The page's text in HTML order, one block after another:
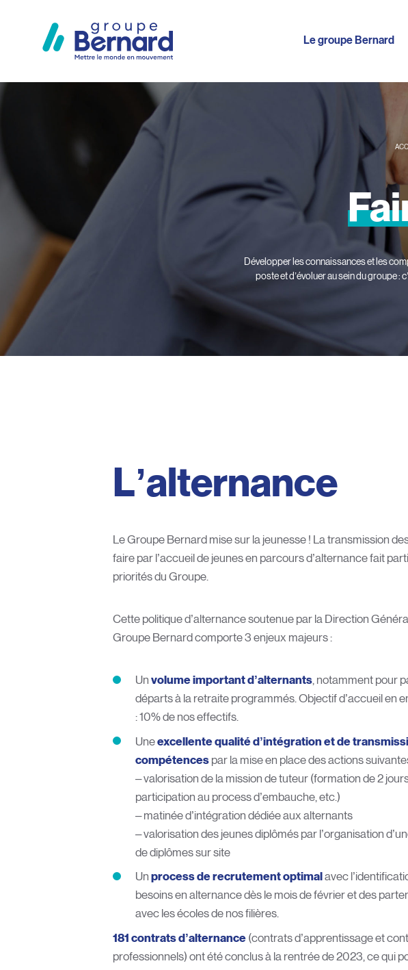
Le groupe Bernard
Développer les connaissances et les
poste et d’évoluer au sein du groupe :
L’alternance
Le Groupe Bernard mise sur la jeunesse ! La transmission
faire par l’accueil de jeunes en parcours d’alternance fait
priorités du Groupe.
Cette politique d’alternance soutenue par la Direction
Groupe Bernard comporte 3 enjeux majeurs :
Un volume important d’alternants, notamment pour
départs à la retraite programmés. Objectif d’accueil en
: 10% de nos effectifs.
Uneexcellente qualité d’intégration et de
compétencespar la mise en place des actions
– valorisation de la mission de tuteur (formation de 2
participation au process d’embauche, etc.)
– matinée d’intégration dédiée aux alternants
– valorisation des jeunes diplômés par l’organisation
de diplômes sur site
Un process de recrutement optimal avec
besoins en alternance dès le mois de février et des
avec les écoles de nos filières.
181 contrats d’alternance (contrats d’apprentissage et
professionnels) ont été conclus à la rentrée de 2023, ce qui